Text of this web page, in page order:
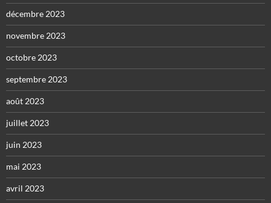
décembre 2023
novembre 2023
octobre 2023
septembre 2023
août 2023
juillet 2023
juin 2023
mai 2023
avril 2023